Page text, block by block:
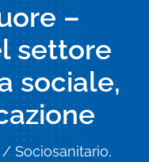
–
settore
sociale,
Sociosanitario,